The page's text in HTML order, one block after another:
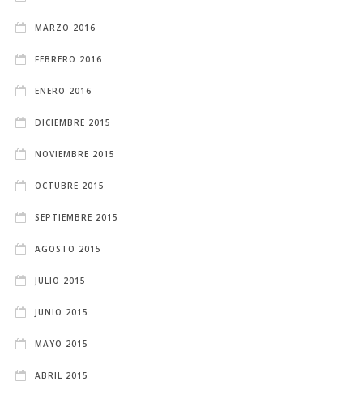
MARZO 2016
FEBRERO 2016
ENERO 2016
DICIEMBRE 2015
NOVIEMBRE 2015
OCTUBRE 2015
SEPTIEMBRE 2015
AGOSTO 2015
JULIO 2015
JUNIO 2015
MAYO 2015
ABRIL 2015